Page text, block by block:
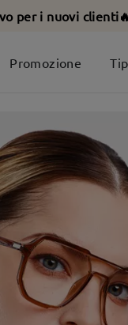
per i nuovi
Promozione